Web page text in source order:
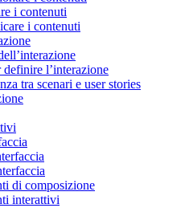
i contenuti
i contenuti
definire l’interazione
tra scenari e user stories
di composizione
interattivi